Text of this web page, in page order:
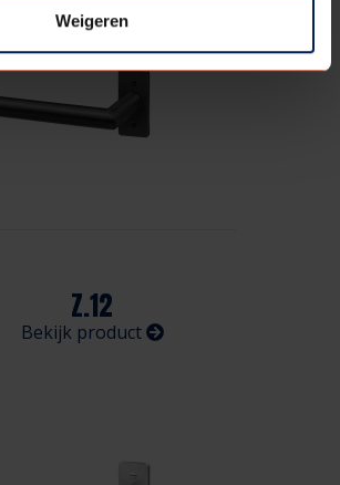
Weigeren
Z.12
Bekijk product